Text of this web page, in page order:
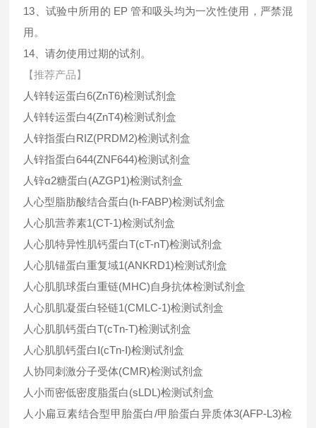
13、试验中所用的 EP 管和吸头均为一次性使用，严禁混
用。
14、请勿使用过期的试剂。
【推荐产品】
人锌转运蛋白6(ZnT6)检测试剂盒
人锌转运蛋白4(ZnT4)检测试剂盒
人锌指蛋白RIZ(PRDM2)检测试剂盒
人锌指蛋白644(ZNF644)检测试剂盒
人锌α2糖蛋白(AZGP1)检测试剂盒
人心型脂肪酸结合蛋白(h-FABP)检测试剂盒
人心肌营养素1(CT-1)检测试剂盒
人心肌特异性肌钙蛋白T(cT-nT)检测试剂盒
人心肌锚蛋白重复域1(ANKRD1)检测试剂盒
人心肌肌球蛋白重链(MHC)自身抗体检测试剂盒
人心肌肌凝蛋白轻链1(CMLC-1)检测试剂盒
人心肌肌钙蛋白T(cTn-T)检测试剂盒
人心肌肌钙蛋白Ⅰ(cTn-Ⅰ)检测试剂盒
人协同刺激分子受体(CMR)检测试剂盒
人小而密低密度脂蛋白(sLDL)检测试剂盒
人小扁豆素结合型甲胎蛋白/甲胎蛋白异质体3(AFP-L3)检